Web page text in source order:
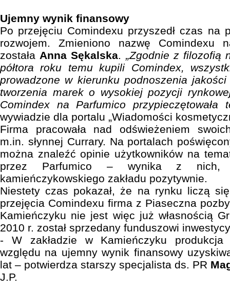
Ujemny wynik finansowy
Po przejęciu Comindexu przyszedł czas na
rozwojem. Zmieniono nazwę Comindexu
została Anna Sękalska. „Zgodnie z filozofią
półtora roku temu kupili Comindex,
prowadzone w kierunku podnoszenia
tworzenia marek o wysokiej pozycji
Comindex na Parfumico przypieczętowała
wywiadzie dla portalu „Wiadomości
Firma pracowała nad odświeżeniem
m.in. słynnej Currary. Na portalach
można znaleźć opinie użytkowników na
przez Parfumico – wynika z nich,
kamieńczykowskiego zakładu pozytywnie.
Niestety czas pokazał, że na rynku liczą
przejęcia Comindexu firma z Piaseczna
Kamieńczyku nie jest więc już własnością
2010 r. został sprzedany funduszowi
- W zakładzie w Kamieńczyku produkcja
względu na ujemny wynik finansowy
lat – potwierdza starszy specjalista ds. PR
J.P.